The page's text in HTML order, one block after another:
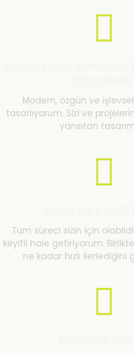
Modern, özgün ve
tasarlıyorum. Sizi ve
yansıtan
Tüm süreci sizin için
keyifli hale getiriyorum. Birlikte
ne kadar hızlı ilerlediğini